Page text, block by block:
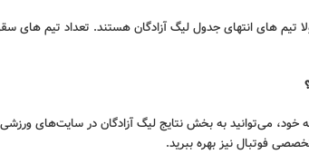
تیم های انتهای جدول لیگ آزادگان هستند. تعداد تیم های
خود، می‌توانید به بخش نتایج لیگ آزادگان در سایت‌های ورزشی
فوتبال نیز بهره ببرید.